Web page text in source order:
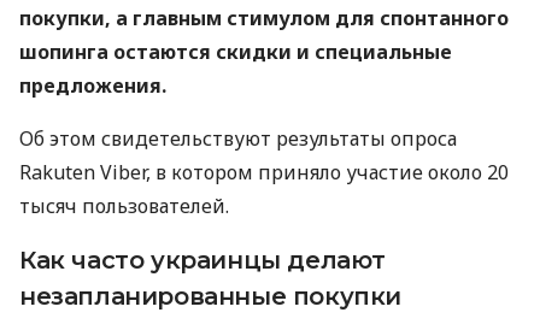
покупки, а главным стимулом для спонтанного
шопинга остаются скидки и специальные
предложения.
Об этом свидетельствуют результаты опроса
Rakuten Viber, в котором приняло участие около 20
тысяч пользователей.
Как часто украинцы делают
незапланированные покупки